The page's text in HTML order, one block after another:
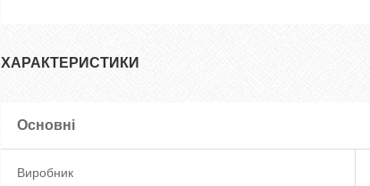
ХАРАКТЕРИСТИКИ
Основні
Виробник